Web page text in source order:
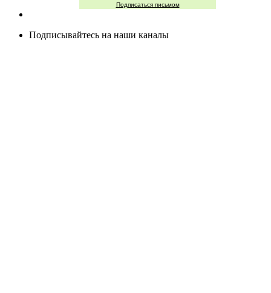
Подписаться письмом
Подписывайтесь на наши каналы